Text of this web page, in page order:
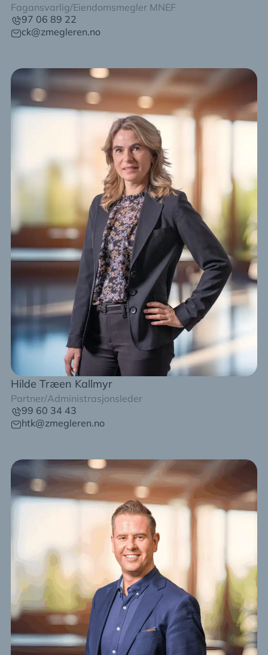
Fagansvarlig/Eiendomsmegler MNEF
97 06 89 22
ck@zmegleren.no
Hilde Træen Kallmyr
Partner/Administrasjonsleder
99 60 34 43
htk@zmegleren.no